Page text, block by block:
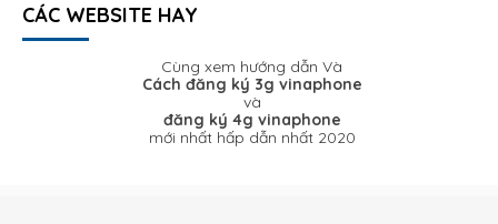
CÁC WEBSITE HAY
Cùng xem hướng dẫn Và
Cách đăng ký 3g vinaphone
và
đăng ký 4g vinaphone
mới nhất hấp dẫn nhất 2020